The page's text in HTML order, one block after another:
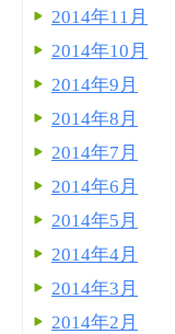
2014年11月
2014年10月
2014年9月
2014年8月
2014年7月
2014年6月
2014年5月
2014年4月
2014年3月
2014年2月